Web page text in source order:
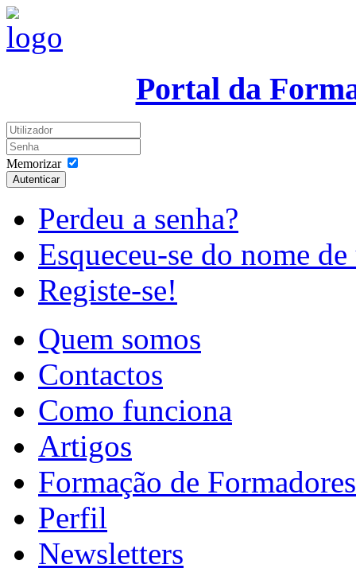
Portal da
Memorizar
Autenticar
Perdeu a senha?
Esqueceu-se do nome
Registe-se!
Quem somos
Contactos
Como funciona
Artigos
Formação de Formadores
Perfil
Newsletters